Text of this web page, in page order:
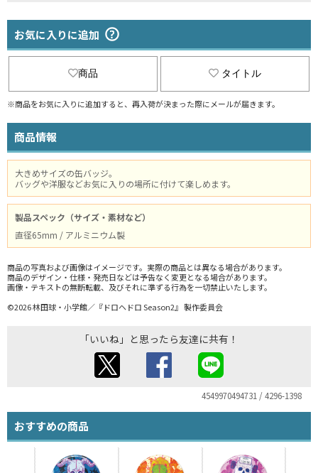
お気に入りに追加
商品 タイトル
※商品をお気に入りに追加すると、再入荷が決まった際にメールが届きます。
商品情報
大きめサイズの缶バッジ。
バッグや洋服などお気に入りの場所に付けて楽しめます。
製品スペック（サイズ・素材など）
直径65mm / アルミニウム製
商品の写真および画像はイメージです。実際の商品とは異なる場合があります。
商品のデザイン・仕様・発売日などは予告なく変更となる場合があります。
画像・テキストの無断転載、及びそれに準ずる行為を一切禁止いたします。
©2026 林田球・小学館／『ドロヘドロ Season2』 製作委員会
「いいね」と思ったら友達に共有！
4549970494731 / 4296-1398
おすすめの商品